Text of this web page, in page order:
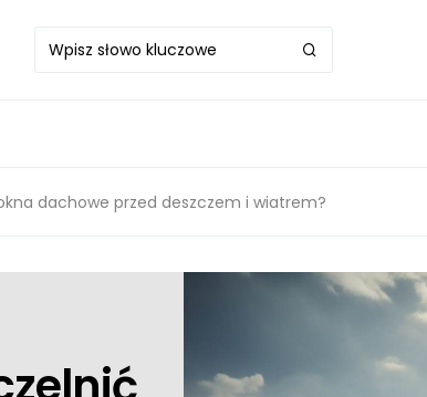
dachowe przed deszczem i wiatrem?